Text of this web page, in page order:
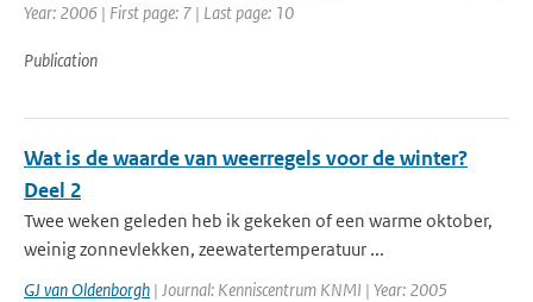
Year: 2006 | First page: 7 | Last page: 10
Publication
Wat is de waarde van weerregels voor de winter?
Deel 2
Twee weken geleden heb ik gekeken of een warme oktober,
weinig zonnevlekken, zeewatertemperatuur ...
GJ van Oldenborgh | Journal: Kenniscentrum KNMI | Year: 2005